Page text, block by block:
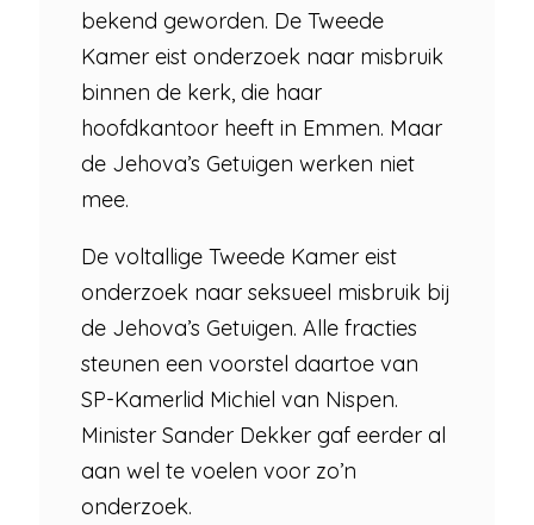
bekend geworden. De Tweede
Kamer eist onderzoek naar misbruik
binnen de kerk, die haar
hoofdkantoor heeft in Emmen. Maar
de Jehova’s Getuigen werken niet
mee.
De voltallige Tweede Kamer eist
onderzoek naar seksueel misbruik bij
de Jehova’s Getuigen. Alle fracties
steunen een voorstel daartoe van
SP-Kamerlid Michiel van Nispen.
Minister Sander Dekker gaf eerder al
aan wel te voelen voor zo’n
onderzoek.